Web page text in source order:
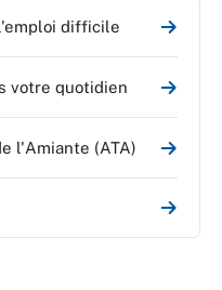
difficile
votre quotidien
l'Amiante (ATA)